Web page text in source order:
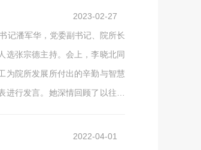
2023-02-27
记潘军华，党委副书记、院所长
选张宗德主持。会上，李晓北同
为院所发展所付出的辛勤与智慧
行发言。她深情回顾了以往工
2022-04-01